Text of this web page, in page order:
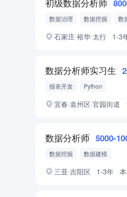
初级数据分析师
数据治理 数据挖掘 数
石家庄·裕华·太行 1-3
数据分析师实习生
报表开发 Python
宜春·袁州区·官园街道
数据分析师 5000-
数据挖掘 数据建模
三亚·吉阳区 1-3年